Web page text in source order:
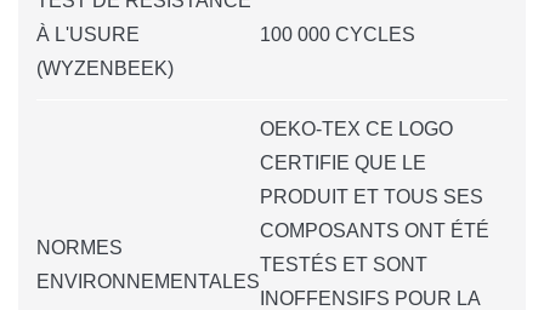
À L'USURE
(WYZENBEEK)
100 000 CYCLES
NORMES
ENVIRONNEMENTALES
OEKO-TEX CE LOGO
CERTIFIE QUE LE
PRODUIT ET TOUS SES
COMPOSANTS ONT ÉTÉ
TESTÉS ET SONT
INOFFENSIFS POUR LA